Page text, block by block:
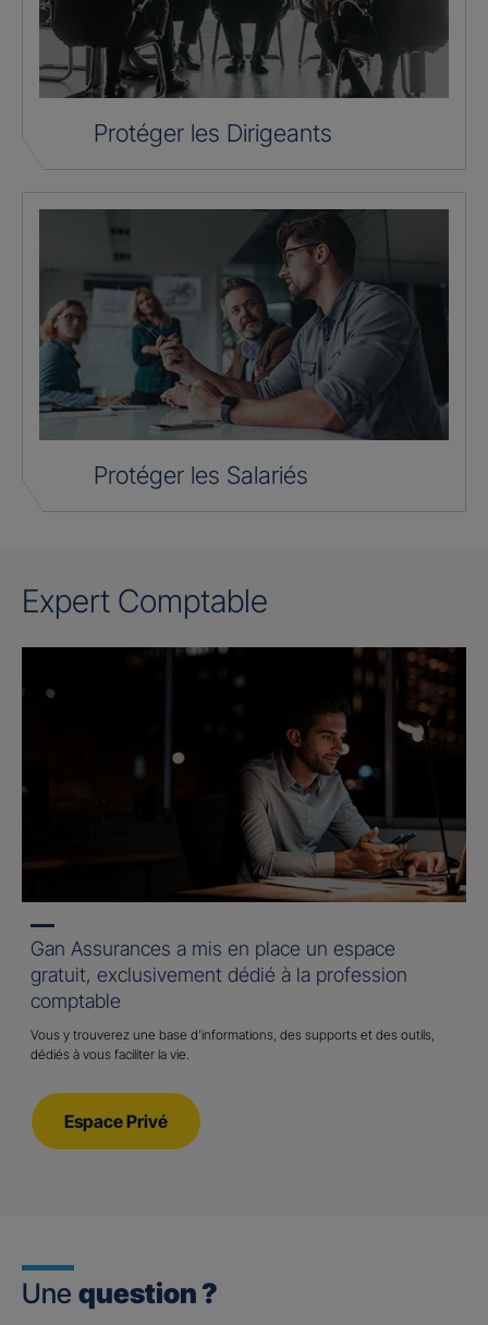
Protéger les Dirigeants
Protéger les Salariés
Expert Comptable
Gan Assurances a mis en place un espace
gratuit, exclusivement dédié à la profession
comptable
Vous y trouverez une base d’informations, des supports et des outils,
dédiés à vous faciliter la vie.
Espace Privé
Une question ?